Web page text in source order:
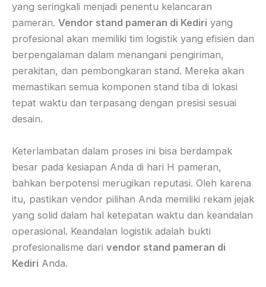
yang seringkali menjadi penentu kelancaran
pameran. Vendor stand pameran di Kediri yang
profesional akan memiliki tim logistik yang efisien dan
berpengalaman dalam menangani pengiriman,
perakitan, dan pembongkaran stand. Mereka akan
memastikan semua komponen stand tiba di lokasi
tepat waktu dan terpasang dengan presisi sesuai
desain.
Keterlambatan dalam proses ini bisa berdampak
besar pada kesiapan Anda di hari H pameran,
bahkan berpotensi merugikan reputasi. Oleh karena
itu, pastikan vendor pilihan Anda memiliki rekam jejak
yang solid dalam hal ketepatan waktu dan keandalan
operasional. Keandalan logistik adalah bukti
profesionalisme dari vendor stand pameran di
Kediri Anda.